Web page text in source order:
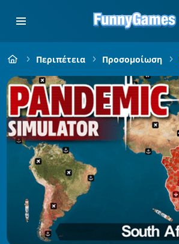
Περιπέτεια Προσομοίωση